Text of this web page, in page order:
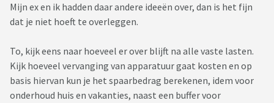
Mijn ex en ik hadden daar andere ideeën over, dan is het fijn
dat je niet hoeft te overleggen.
To, kijk eens naar hoeveel er over blijft na alle vaste lasten.
Kijk hoeveel vervanging van apparatuur gaat kosten en op
basis hiervan kun je het spaarbedrag berekenen, idem voor
onderhoud huis en vakanties, naast een buffer voor